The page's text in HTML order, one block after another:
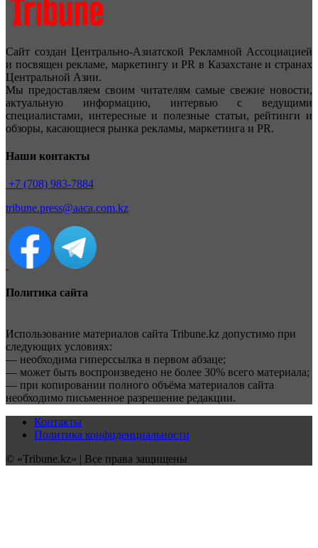
Сайт создан Центрально-Азиатской Рекламной Ассоциацией
и посвящен рекламе, маркетингу и PR в Казахстане и странах
Центральной Азии.
Мы предоставляем своим читателям самые свежие новости,
актуальную информацию, интервью с ведущими
специалистами, интересные и полезные статьи, рейтинги и
обзоры, касающиеся рынка рекламы, маркетинга и PR.
Наши контакты
+7 (708) 983-7884
tribune.press@aaca.com.kz
Политика сайта
Использование материалов сайта Tribune.kz допустимо при
следующих условиях:
— необходима гиперссылка в первом абзаце;
— может быть воспроизведено не более 30% всего материала;
— при копировании полного объёма материалов сайта
необходимо письменное разрешение редакции.
Контакты
Политика конфиденциальности
© «Tribune.kz» | Все права защищены